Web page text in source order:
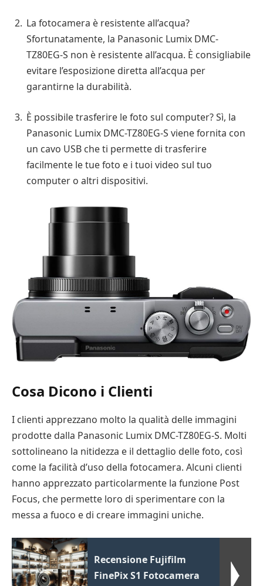
La fotocamera è resistente all’acqua?
Sfortunatamente, la Panasonic Lumix DMC-
TZ80EG-S non è resistente all’acqua. È consigliabile
evitare l’esposizione diretta all’acqua per
garantirne la durabilità.
È possibile trasferire le foto sul computer? Sì, la
Panasonic Lumix DMC-TZ80EG-S viene fornita con
un cavo USB che ti permette di trasferire
facilmente le tue foto e i tuoi video sul tuo
computer o altri dispositivi.
Cosa Dicono i Clienti
I clienti apprezzano molto la qualità delle immagini
prodotte dalla Panasonic Lumix DMC-TZ80EG-S. Molti
sottolineano la nitidezza e il dettaglio delle foto, così
come la facilità d’uso della fotocamera. Alcuni clienti
hanno apprezzato particolarmente la funzione Post
Focus, che permette loro di sperimentare con la
messa a fuoco e di creare immagini uniche.
Recensione Fujifilm
FinePix S1 Fotocamera